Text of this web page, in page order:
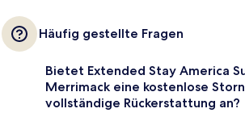
Häufig gestellte Fragen
Bietet Extended Stay America
Merrimack eine kostenlose
vollständige Rückerstattung an?